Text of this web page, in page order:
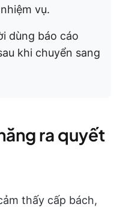
vụ.
dùng báo cáo
khi chuyển sang
ra quyết
thấy cấp bách,